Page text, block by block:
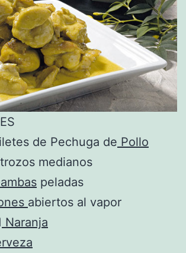
de Pechuga de Pollo
medianos
peladas
abiertos al vapor
Naranja